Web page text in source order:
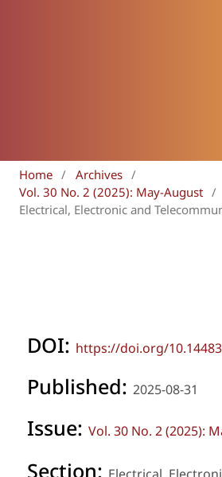
Home / Archives /
Vol. 30 No. 2 (2025): May-August /
Electrical, Electronic and
DOI: https://doi.org/
Published: 2025-08-31
Issue: Vol. 30 No. 2 (2025):
Section: